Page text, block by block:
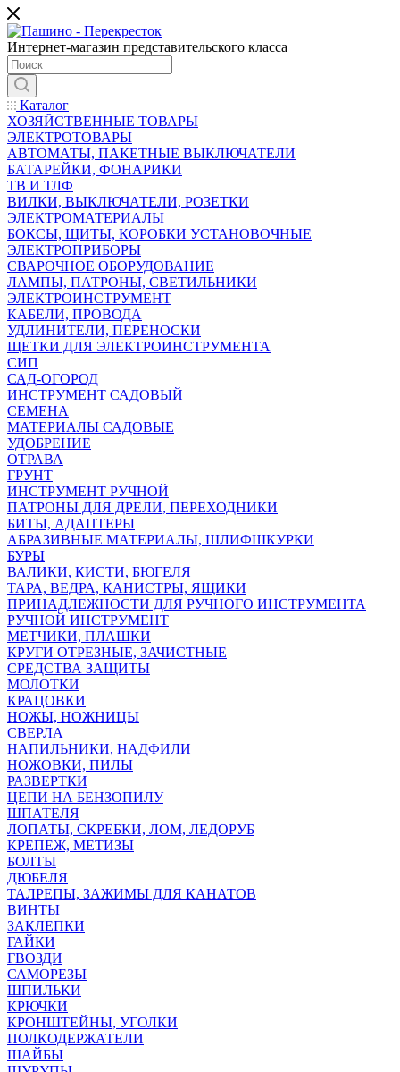
Интернет-магазин представительского класса
Каталог
ХОЗЯЙСТВЕННЫЕ ТОВАРЫ
ЭЛЕКТРОТОВАРЫ
АВТОМАТЫ, ПАКЕТНЫЕ ВЫКЛЮЧАТЕЛИ
БАТАРЕЙКИ, ФОНАРИКИ
ТВ И ТЛФ
ВИЛКИ, ВЫКЛЮЧАТЕЛИ, РОЗЕТКИ
ЭЛЕКТРОМАТЕРИАЛЫ
БОКСЫ, ЩИТЫ, КОРОБКИ УСТАНОВОЧНЫЕ
ЭЛЕКТРОПРИБОРЫ
СВАРОЧНОЕ ОБОРУДОВАНИЕ
ЛАМПЫ, ПАТРОНЫ, СВЕТИЛЬНИКИ
ЭЛЕКТРОИНСТРУМЕНТ
КАБЕЛИ, ПРОВОДА
УДЛИНИТЕЛИ, ПЕРЕНОСКИ
ЩЕТКИ ДЛЯ ЭЛЕКТРОИНСТРУМЕНТА
СИП
САД-ОГОРОД
ИНСТРУМЕНТ САДОВЫЙ
СЕМЕНА
МАТЕРИАЛЫ САДОВЫЕ
УДОБРЕНИЕ
ОТРАВА
ГРУНТ
ИНСТРУМЕНТ РУЧНОЙ
ПАТРОНЫ ДЛЯ ДРЕЛИ, ПЕРЕХОДНИКИ
БИТЫ, АДАПТЕРЫ
АБРАЗИВНЫЕ МАТЕРИАЛЫ, ШЛИФШКУРКИ
БУРЫ
ВАЛИКИ, КИСТИ, БЮГЕЛЯ
ТАРА, ВЕДРА, КАНИСТРЫ, ЯЩИКИ
ПРИНАДЛЕЖНОСТИ ДЛЯ РУЧНОГО ИНСТРУМЕНТА
РУЧНОЙ ИНСТРУМЕНТ
МЕТЧИКИ, ПЛАШКИ
КРУГИ ОТРЕЗНЫЕ, ЗАЧИСТНЫЕ
СРЕДСТВА ЗАЩИТЫ
МОЛОТКИ
КРАЦОВКИ
НОЖЫ, НОЖНИЦЫ
СВЕРЛА
НАПИЛЬНИКИ, НАДФИЛИ
НОЖОВКИ, ПИЛЫ
РАЗВЕРТКИ
ЦЕПИ НА БЕНЗОПИЛУ
ШПАТЕЛЯ
ЛОПАТЫ, СКРЕБКИ, ЛОМ, ЛЕДОРУБ
КРЕПЕЖ, МЕТИЗЫ
БОЛТЫ
ДЮБЕЛЯ
ТАЛРЕПЫ, ЗАЖИМЫ ДЛЯ КАНАТОВ
ВИНТЫ
ЗАКЛЕПКИ
ГАЙКИ
ГВОЗДИ
САМОРЕЗЫ
ШПИЛЬКИ
КРЮЧКИ
КРОНШТЕЙНЫ, УГОЛКИ
ПОЛКОДЕРЖАТЕЛИ
ШАЙБЫ